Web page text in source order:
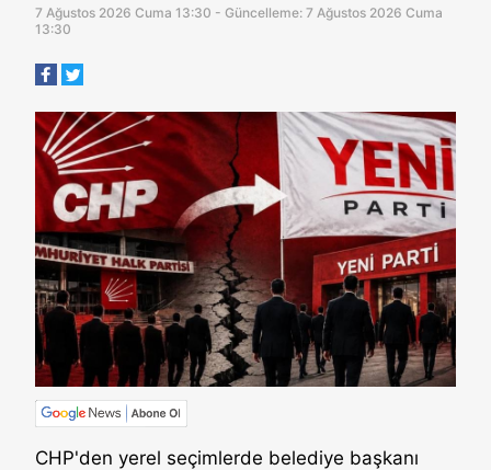
7 Ağustos 2026 Cuma 13:30 - Güncelleme: 7 Ağustos 2026 Cuma
13:30
CHP'den yerel seçimlerde belediye başkanı